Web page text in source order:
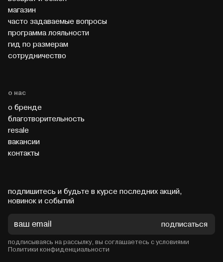
магазин
часто задаваемые вопросы
программа лояльности
гид по размерам
cотрудничество
о нас
о бренде
благотворительность
resale
вакансии
контакты
подпишитесь и будьте в курсе последних акций,
новинок и событий
подписаться
подписываясь на рассылку, вы соглашаетесь с условиями
Политики конфиденциальности